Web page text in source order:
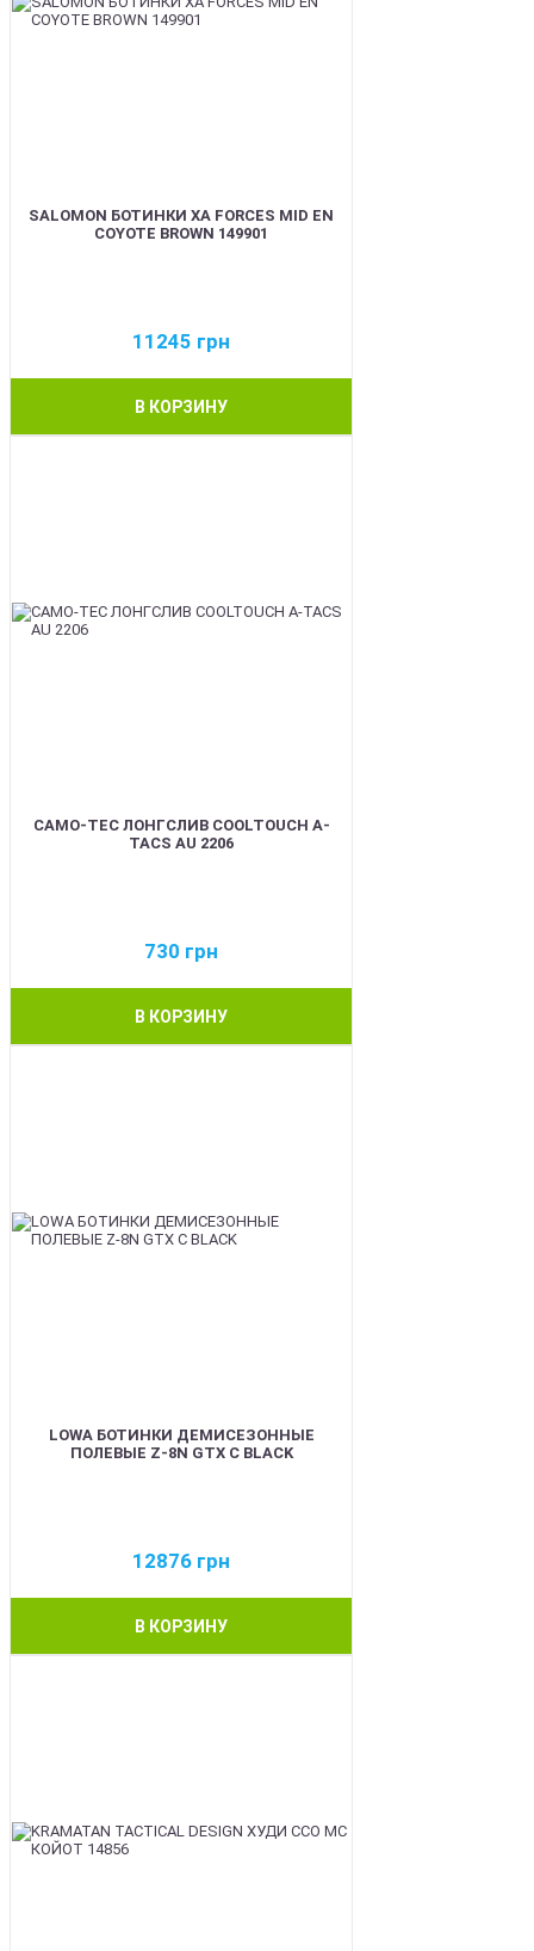
SALOMON БОТИНКИ XA FORCES MID EN
COYOTE BROWN 149901
11245 грн
В КОРЗИНУ
CAMO-TEC ЛОНГСЛИВ COOLTOUCH A-
TACS AU 2206
730 грн
В КОРЗИНУ
LOWA БОТИНКИ ДЕМИСЕЗОННЫЕ
ПОЛЕВЫЕ Z-8N GTX C BLACK
12876 грн
В КОРЗИНУ